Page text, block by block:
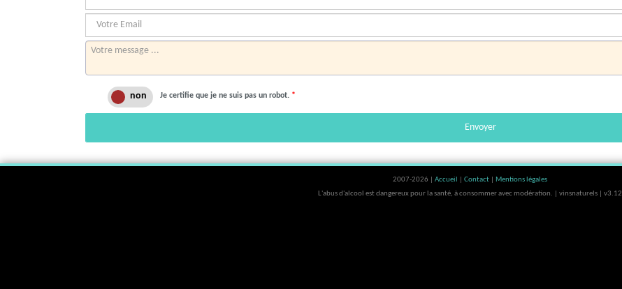
Je certifie que je ne suis pas un robot. *
Envoyer
2007-2026 | Accueil Contact
Mentions légales
L'abus d'alcool est dangereux pour la santé, à consommer avec modération. | vinsnaturels | v3.12